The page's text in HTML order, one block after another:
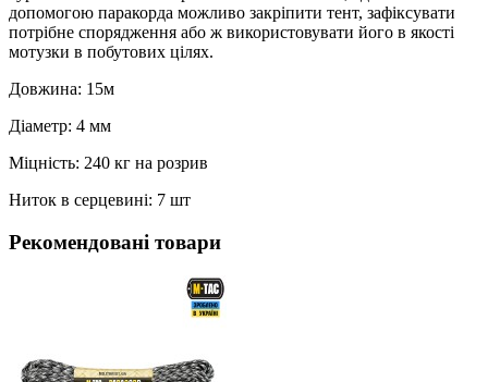
допомогою паракорда можливо закріпити тент, зафіксувати
потрібне спорядження або ж використовувати його в якості
мотузки в побутових цілях.
Довжина: 15м
Діаметр: 4 мм
Міцність: 240 кг на розрив
Ниток в серцевині: 7 шт
Рекомендовані товари